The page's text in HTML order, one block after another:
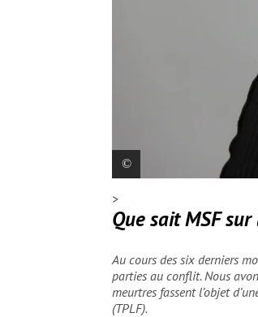
Paula Gil, présidente
>
Que sait MSF
Au cours des six derniers
parties au conflit. Nous
meurtres fassent l’objet
(TPLF).